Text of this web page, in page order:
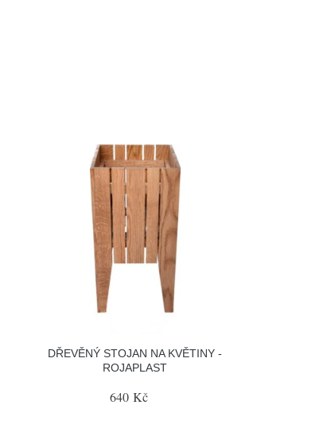
DŘEVĚNÝ STOJAN NA KVĚTINY -
ROJAPLAST
640 Kč